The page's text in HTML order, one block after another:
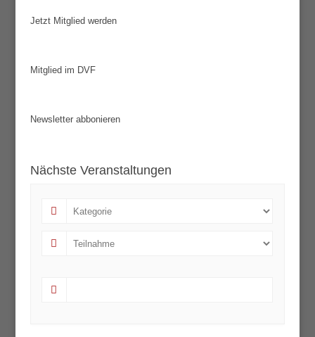
Jetzt Mitglied werden
Mitglied im DVF
Newsletter abbonieren
Nächste Veranstaltungen